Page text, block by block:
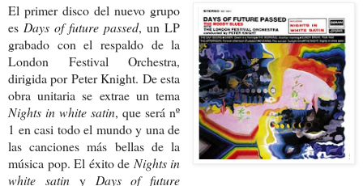
El primer disco del nuevo grupo
es Days of future passed, un LP
grabado con el respaldo de la
London Festival Orchestra,
dirigida por Peter Knight. De esta
obra unitaria se extrae un tema
Nights in white satin, que será nº
1 en casi todo el mundo y una de
las canciones más bellas de la
música pop. El éxito de Nights in
white satin y Days of future